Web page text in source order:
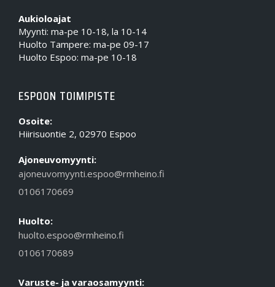
Aukioloajat
Myynti: ma-pe 10-18, la 10-14
Huolto Tampere: ma-pe 09-17
Huolto Espoo: ma-pe 10-18
ESPOON TOIMIPISTE
Osoite:
Hiirisuontie 2, 02970 Espoo
Ajoneuvomyynti:
ajoneuvomyynti.espoo@rmheino.fi
0106170669
Huolto:
huolto.espoo@rmheino.fi
0106170689
Varuste- ja varaosamyynti: